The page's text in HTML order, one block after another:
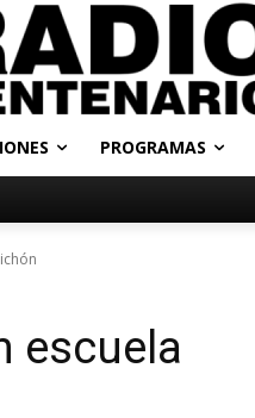
PROGRAMAS
escuela